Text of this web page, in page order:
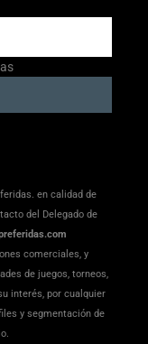
en calidad de
del Delegado de
comerciales, y
de juegos, torneos,
interés, por cualquier
y segmentación de